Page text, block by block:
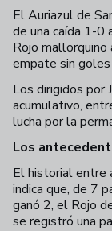
El Auriazul de
de una caída 1-0
Rojo
empate sin goles
Los dirigidos por
acumulativo,
lucha por la
Los
El historial entre
indica que, de 7
ganó 2, el Rojo
se registró una